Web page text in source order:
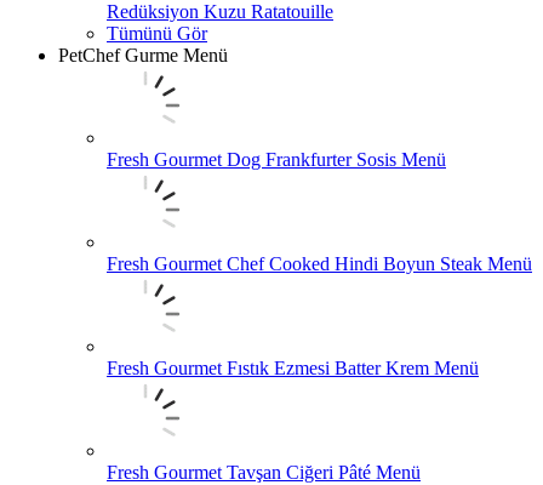
Redüksiyon Kuzu Ratatouille
Tümünü Gör
PetChef Gurme Menü
Fresh Gourmet Dog Frankfurter Sosis Menü
Fresh Gourmet Chef Cooked Hindi Boyun Steak Menü
Fresh Gourmet Fıstık Ezmesi Batter Krem Menü
Fresh Gourmet Tavşan Ciğeri Pâté Menü